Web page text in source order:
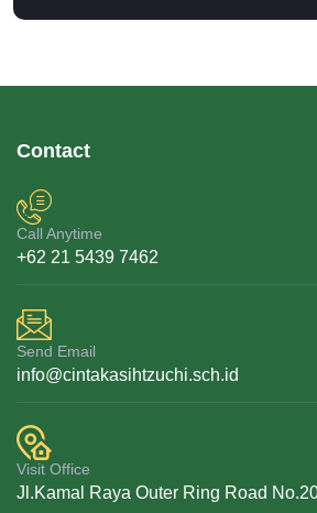
Contact
Call Anytime
+62 21 5439 7462
Send Email
info@cintakasihtzuchi.sch.id
Visit Office
Jl.Kamal Raya Outer Ring Road